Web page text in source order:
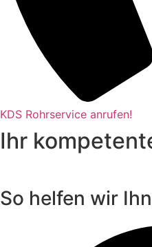
KDS Rohrservice anrufen!
Ihr
So helfen wir